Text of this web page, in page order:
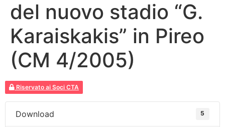
del nuovo stadio “G.
Karaiskakis” in Pireo
(CM 4/2005)
Riservato ai Soci CTA
Download 5